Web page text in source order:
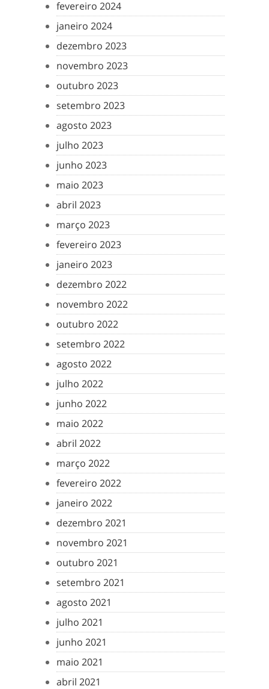
fevereiro 2024
janeiro 2024
dezembro 2023
novembro 2023
outubro 2023
setembro 2023
agosto 2023
julho 2023
junho 2023
maio 2023
abril 2023
março 2023
fevereiro 2023
janeiro 2023
dezembro 2022
novembro 2022
outubro 2022
setembro 2022
agosto 2022
julho 2022
junho 2022
maio 2022
abril 2022
março 2022
fevereiro 2022
janeiro 2022
dezembro 2021
novembro 2021
outubro 2021
setembro 2021
agosto 2021
julho 2021
junho 2021
maio 2021
abril 2021